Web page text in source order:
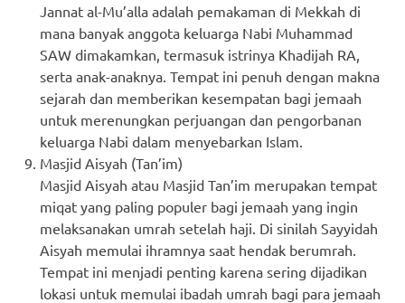
Jannat al-Mu’alla adalah pemakaman di Mekkah di
mana banyak anggota keluarga Nabi Muhammad
SAW dimakamkan, termasuk istrinya Khadijah RA,
serta anak-anaknya. Tempat ini penuh dengan makna
sejarah dan memberikan kesempatan bagi jemaah
untuk merenungkan perjuangan dan pengorbanan
keluarga Nabi dalam menyebarkan Islam.
Masjid Aisyah (Tan’im)
Masjid Aisyah atau Masjid Tan’im merupakan tempat
miqat yang paling populer bagi jemaah yang ingin
melaksanakan umrah setelah haji. Di sinilah Sayyidah
Aisyah memulai ihramnya saat hendak berumrah.
Tempat ini menjadi penting karena sering dijadikan
lokasi untuk memulai ibadah umrah bagi para jemaah